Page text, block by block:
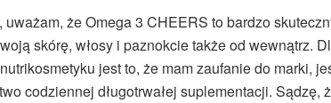
uważam, że Omega 3 CHEERS to bardzo
skórę, włosy i paznokcie także od wewnątrz.
jest to, że mam zaufanie do marki,
codziennej długotrwałej suplementacji. Sądzę,